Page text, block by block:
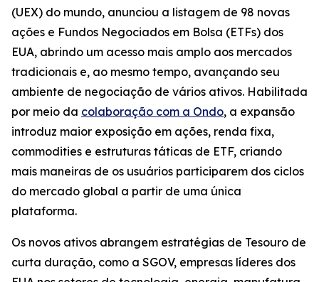
(UEX) do mundo, anunciou a listagem de 98 novas
ações e Fundos Negociados em Bolsa (ETFs) dos
EUA, abrindo um acesso mais amplo aos mercados
tradicionais e, ao mesmo tempo, avançando seu
ambiente de negociação de vários ativos. Habilitada
por meio da colaboração com a Ondo, a expansão
introduz maior exposição em ações, renda fixa,
commodities e estruturas táticas de ETF, criando
mais maneiras de os usuários participarem dos ciclos
do mercado global a partir de uma única
plataforma.
Os novos ativos abrangem estratégias de Tesouro de
curta duração, como a SGOV, empresas líderes dos